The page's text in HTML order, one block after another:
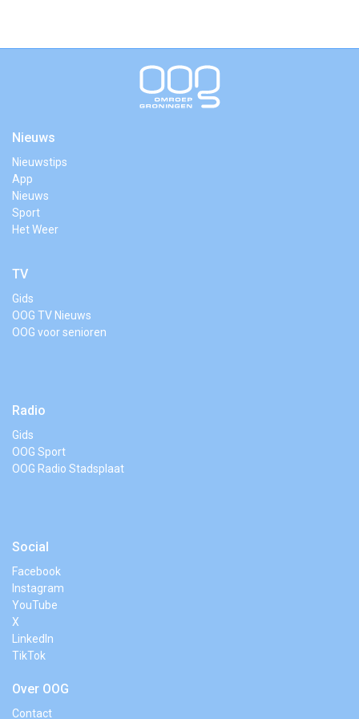
Nieuws
Nieuwstips
App
Nieuws
Sport
Het Weer
TV
Gids
OOG TV Nieuws
OOG voor senioren
Radio
Gids
OOG Sport
OOG Radio Stadsplaat
Social
Facebook
Instagram
YouTube
X
LinkedIn
TikTok
Over OOG
Contact